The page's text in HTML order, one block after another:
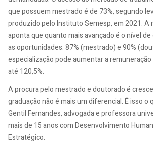
que possuem mestrado é de 73%, segundo
produzido pelo Instituto Semesp, em 2021. A
aponta que quanto mais avançado é o nível
as oportunidades: 87% (mestrado) e 90%
especialização pode aumentar a
até 120,5%.
A procura pelo mestrado e doutorado é
graduação não é mais um diferencial. É isso o
Gentil Fernandes, advogada e professora
mais de 15 anos com Desenvolvimento
Estratégico.